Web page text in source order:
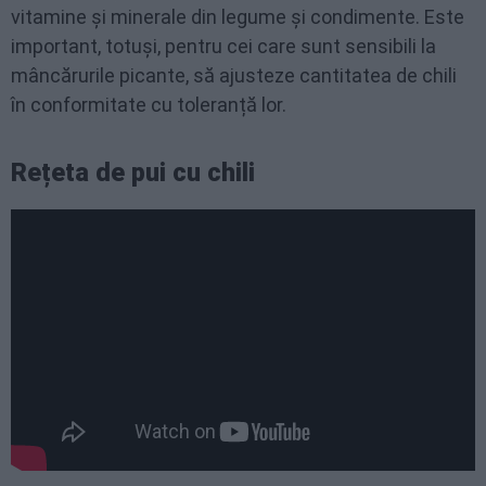
vitamine și minerale din legume și condimente. Este
important, totuși, pentru cei care sunt sensibili la
mâncărurile picante, să ajusteze cantitatea de chili
în conformitate cu toleranță lor.
Rețeta de pui cu chili